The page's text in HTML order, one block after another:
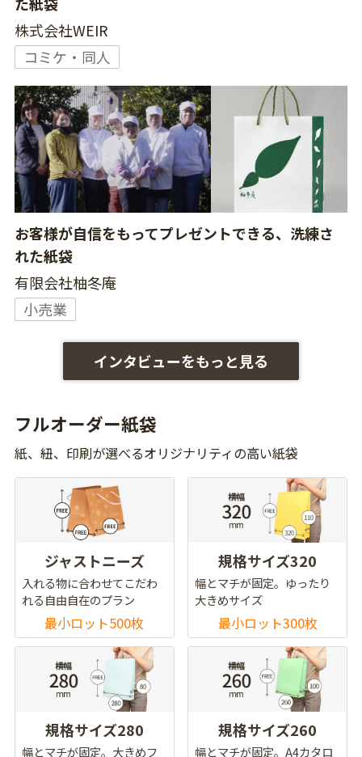
株式会社WEIR
コミケ・同人
お客様が自信をもってプレゼントできる、洗練さ
れた紙袋
有限会社柚冬庵
小売業
インタビューをもっと見る
フルオーダー紙袋
紙、紐、印刷が選べるオリジナリティの高い紙袋
ジャストニーズ
入れる物に合わせてこだわ
れる自由自在のプラン
最小ロット500枚
規格サイズ320
幅とマチが固定。ゆったり
大きめサイズ
最小ロット300枚
規格サイズ280
幅とマチが固定。大きめフ
規格サイズ260
幅とマチが固定。A4カタロ